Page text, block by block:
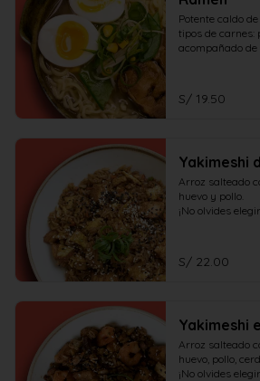
Potente caldo
tipos de carnes:
acompañado
S/ 19.50
Yakimeshi
Arroz salteado
huevo y pollo.
¡No olvides
S/ 22.00
Yakimeshi
Arroz salteado
huevo, pollo,
¡No olvides